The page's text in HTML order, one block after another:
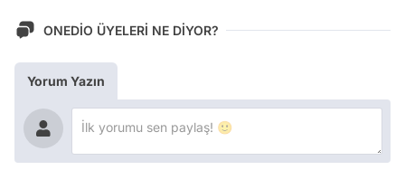
ONEDİO ÜYELERİ NE DİYOR?
Yorum Yazın